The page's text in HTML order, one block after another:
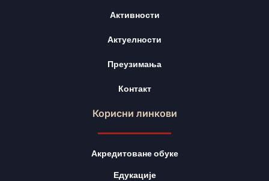
Активности
Актуелности
Преузимања
Контакт
Корисни линкови
Акредитоване обуке
Едукације